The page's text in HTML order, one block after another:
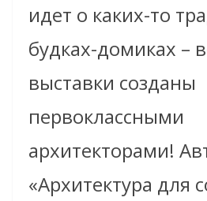
идет о каких-то
будках-домиках –
выставки созданы
первоклассными
архитекторами!
«Архитектура для